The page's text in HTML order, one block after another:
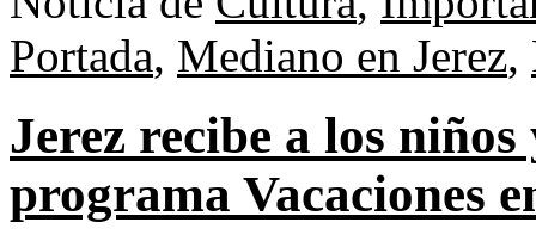
Portada, Mediano en Jerez,
Jerez recibe a los
programa Vacaciones